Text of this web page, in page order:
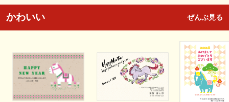
かわいい ぜんぶ見る